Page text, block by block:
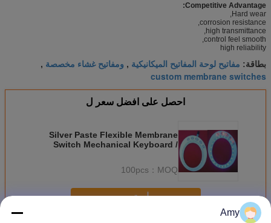
Competitive Advantage:
Hard wear,
corrosion resistance,
high transmittance,
control feel smooth,
high reliability
بطاقة: مفاتيح لوحة المفاتيح الميكانيكية , ومفاتيح غشاء مخصصة ,
custom membrane switches
احصل على افضل سعر ل
Silver Paste Flexible Membrane
Switch Mechanical Keyboard /
MOQ：
100pcs
استمر
Amy